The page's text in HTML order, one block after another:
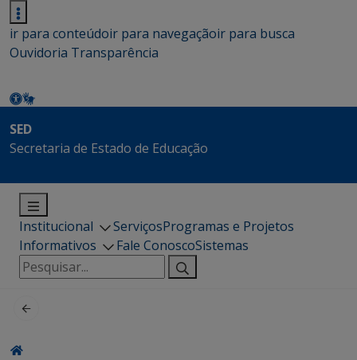
ir para conteúdoir para navegaçãoir para busca
Ouvidoria Transparência
SED
Secretaria de Estado de Educação
Institucional ServiçosProgramas e Projetos
Informativos
Fale ConoscoSistemas
Pesquisar
por: